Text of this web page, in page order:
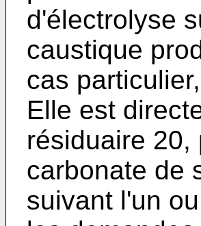
d'électrolyse
caustique
cas
Elle est
résiduaire 20,
carbonate de
suivant l'un